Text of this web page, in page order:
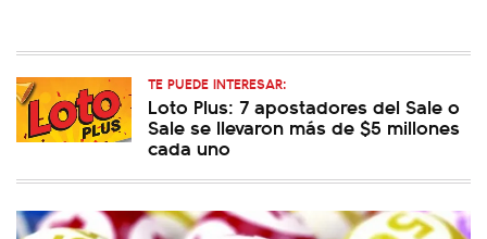
TE PUEDE INTERESAR:
Loto Plus: 7 apostadores del Sale o
Sale se llevaron más de $5 millones
cada uno